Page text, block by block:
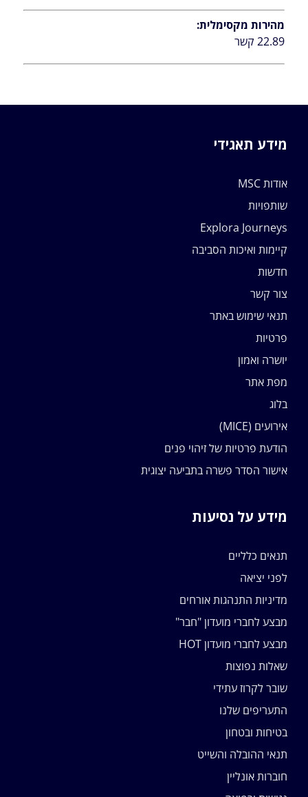
מהירות מקסימלית:
22.89 קשר
מידע תאגידי
אודות MSC
שותפויות
Explora Journeys
קיימות ואיכות הסביבה
חדשות
צור קשר
תנאי שימוש באתר
פרטיות
יושרה ואמון
מפת אתר
בלוג
אירועים (MICE)
הודעת פרטיות של זיהוי פנים
אישור הסדר פשרה בתביעה יצוגית
מידע על נסיעות
תנאים כלליים
לפני יציאה
מדיניות התנהגות אורחים
מבצע לחברי מועדון "חבר"
מבצע לחברי מועדון HOT
שאלות נפוצות
שובר לקרוז עתידי
התעריפים שלנו
בטיחות ובטחון
תנאי ההובלה והשייט
חוברות אונליין